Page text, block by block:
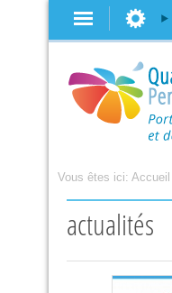
Vous êtes ici: Accueil
actualités